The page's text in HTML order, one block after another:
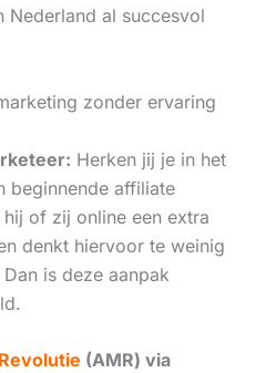
Nederland al succesvol
zonder ervaring
Herken jij je in het
beginnende affiliate
of zij online een extra
denkt hiervoor te weinig
is deze aanpak
(AMR) via